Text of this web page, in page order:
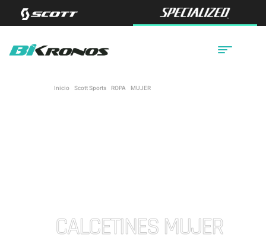
Inicio/ Scott Sports/ ROPA/ MUJER/ CALCETINES MUJER
CALCETINES MUJER